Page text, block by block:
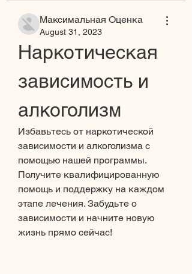
Максимальная Оценка
August 31, 2023
Наркотическая
зависимость и
алкоголизм
Избавьтесь от наркотической
зависимости и алкоголизма с
помощью нашей программы.
Получите квалифицированную
помощь и поддержку на каждом
этапе лечения. Забудьте о
зависимости и начните новую
жизнь прямо сейчас!